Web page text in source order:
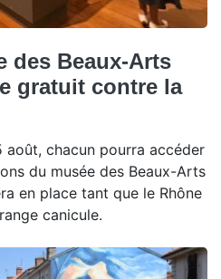
des Beaux-Arts
gratuit contre la
chacun pourra accéder
du musée des Beaux-Arts
en place tant que le Rhône
canicule.